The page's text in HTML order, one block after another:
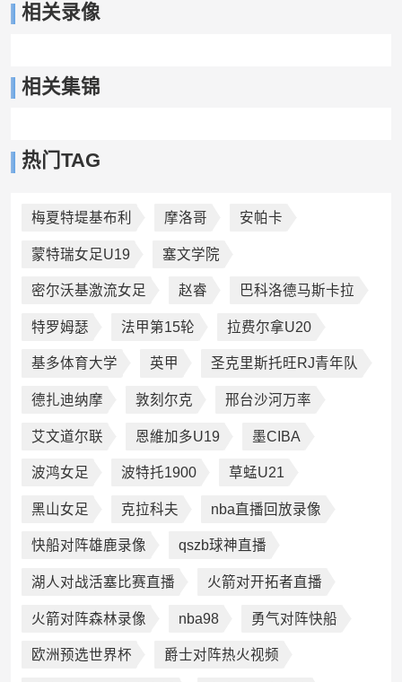
相关录像
相关集锦
热门TAG
梅夏特堤基布利 摩洛哥 安帕卡
蒙特瑞女足U19 塞文学院
密尔沃基激流女足 赵睿 巴科洛德马斯卡拉
特罗姆瑟 法甲第15轮 拉费尔拿U20
基多体育大学 英甲 圣克里斯托旺RJ青年队
德扎迪纳摩 敦刻尔克 邢台沙河万率
艾文道尔联 恩維加多U19 墨CIBA
波鸿女足 波特托1900 草蜢U21
黑山女足 克拉科夫 nba直播回放录像
快船对阵雄鹿录像 qszb球神直播
湖人对战活塞比赛直播 火箭对开拓者直播
火箭对阵森林录像 nba98 勇气对阵快船
欧洲预选世界杯 爵士对阵热火视频